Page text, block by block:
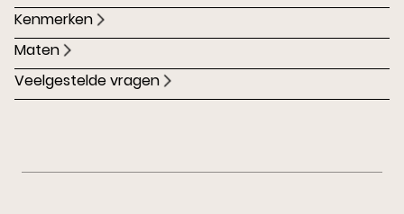
Kenmerken
Maten
Veelgestelde vragen